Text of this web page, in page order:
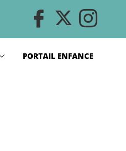
PORTAIL ENFANCE